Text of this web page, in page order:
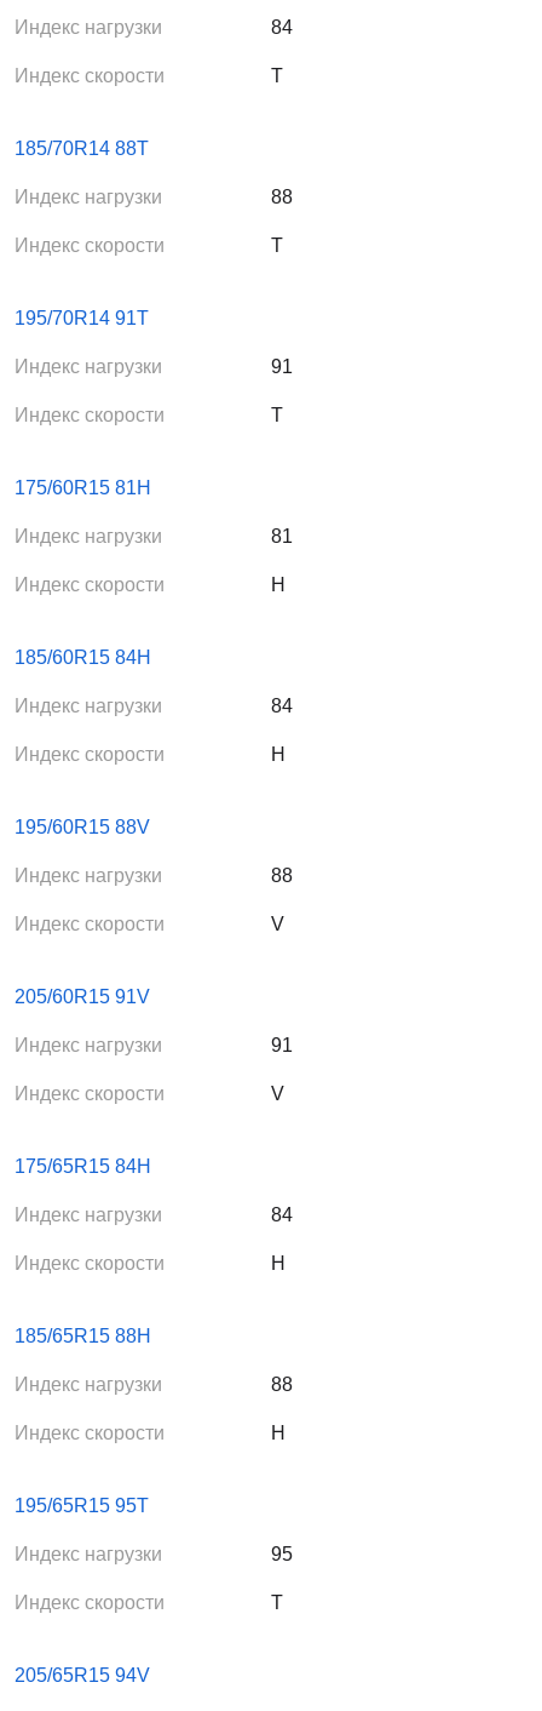
Индекс нагрузки 84
Индекс скорости T
185/70R14 88T
Индекс нагрузки 88
Индекс скорости T
195/70R14 91T
Индекс нагрузки 91
Индекс скорости T
175/60R15 81H
Индекс нагрузки 81
Индекс скорости H
185/60R15 84H
Индекс нагрузки 84
Индекс скорости H
195/60R15 88V
Индекс нагрузки 88
Индекс скорости V
205/60R15 91V
Индекс нагрузки 91
Индекс скорости V
175/65R15 84H
Индекс нагрузки 84
Индекс скорости H
185/65R15 88H
Индекс нагрузки 88
Индекс скорости H
195/65R15 95T
Индекс нагрузки 95
Индекс скорости T
205/65R15 94V